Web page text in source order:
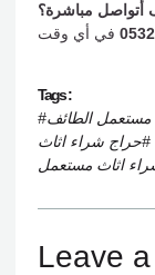
مباشرة؟
Tags :
#الطائف حراج #مستعمل الطائف حراج# اثاث مستعمل الطائف
شراء اثاث
اثاث مستعمل
Leave